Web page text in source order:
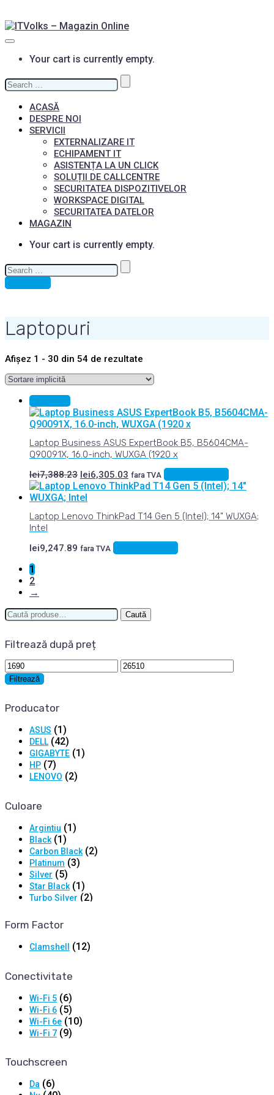
Your cart is currently empty.
Search
for:
ACASĂ
DESPRE NOI
SERVICII
EXTERNALIZARE IT
ECHIPAMENT IT
ASISTENȚA LA UN CLICK
SOLUȚII DE CALLCENTRE
SECURITATEA DISPOZITIVELOR
WORKSPACE DIGITAL
SECURITATEA DATELOR
MAGAZIN
Your cart is currently empty.
Search
for:
Laptopuri
Afișez 1 - 30 din 54 de rezultate
Sale 15%
Laptop Business ASUS ExpertBook B5, B5604CMA-
Q90091X, 16.0-inch, WUXGA (1920 x
lei7,388.23 Prețul
inițial
a
lei7,388.23.
lei6,305.03 Prețul
curent
fara TVA
Laptop Lenovo ThinkPad T14 Gen 5 (Intel); 14" WUXGA;
Intel
lei9,247.89 fara TVA
1
2
→
Caută
după:
Caută
Filtrează după preț
Preț
minim
Preț
maxim
Filtrează
Producator
ASUS (1)
DELL (42)
GIGABYTE (1)
HP (7)
LENOVO (2)
Culoare
Argintiu (1)
Black (1)
Carbon Black (2)
Platinum (3)
Silver (5)
Star Black (1)
Turbo Silver (2)
Form Factor
Clamshell (12)
Conectivitate
Wi-Fi 5 (6)
Wi-Fi 6 (5)
Wi-Fi 6e (10)
Wi-Fi 7 (9)
Touchscreen
Da (6)